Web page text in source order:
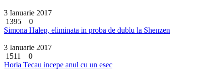
3 Ianuarie 2017
1395
0
Simona Halep, eliminata in proba de dublu la Shenzen
3 Ianuarie 2017
1511
0
Horia Tecau incepe anul cu un esec